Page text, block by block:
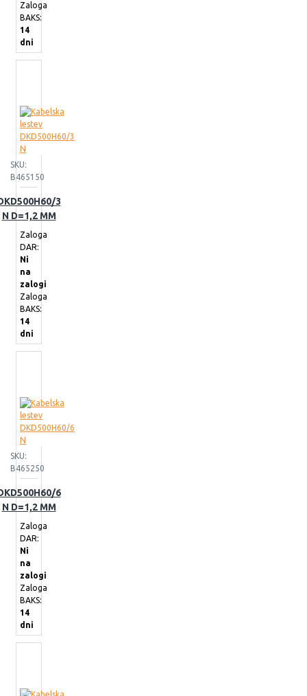
Zaloga
BAKS:
14
dni
SKU:
B465150
3
N D=1,2 MM
Zaloga
DAR:
Ni
na
zalogi
Zaloga
BAKS:
14
dni
SKU:
B465250
6
N D=1,2 MM
Zaloga
DAR:
Ni
na
zalogi
Zaloga
BAKS:
14
dni